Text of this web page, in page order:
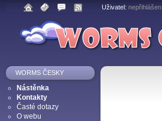
Uživatel: nepřihlášen
WORMS ČESKY
Nástěnka
Kontakty
Časté dotazy
O webu